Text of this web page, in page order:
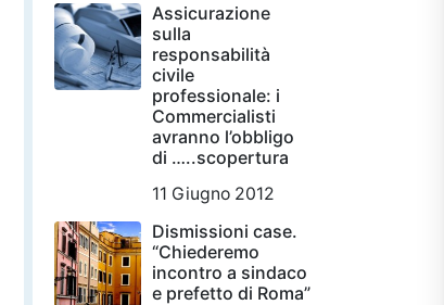
Assicurazione
sulla
responsabilità
civile
professionale: i
Commercialisti
avranno l’obbligo
di …..scopertura
11 Giugno 2012
Dismissioni case.
“Chiederemo
incontro a sindaco
e prefetto di Roma”